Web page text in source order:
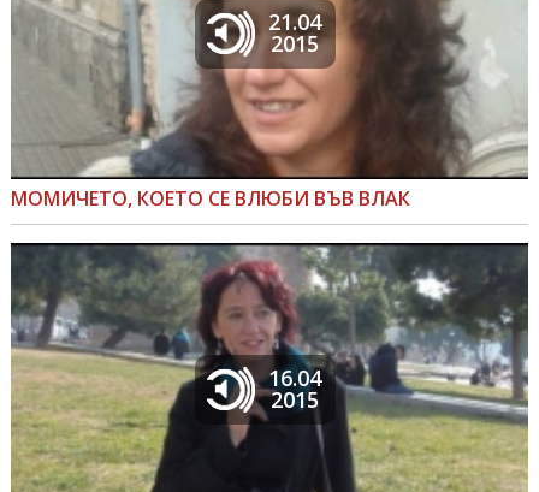
21.04
2015
МОМИЧЕТО, КОЕТО СЕ ВЛЮБИ ВЪВ ВЛАК
16.04
2015